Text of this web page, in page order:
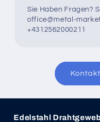
Sie Haben Fragen?
office@metal-
+4312562000211
Edelstahl